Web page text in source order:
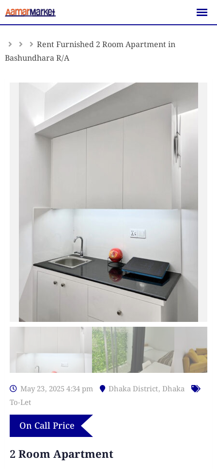
Skip
to
Rent Furnished 2 Room Apartment in
Bashundhara R/A
May 23, 2025 4:34 pm Dhaka District, Dhaka
To-Let
On Call Price
2 Room Apartment